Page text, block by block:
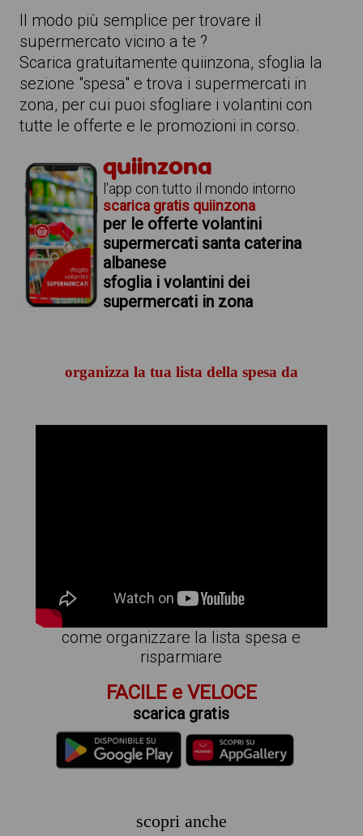
Il modo più semplice per trovare il
supermercato vicino a te ?
Scarica gratuitamente quiinzona, sfoglia la
sezione "spesa" e trova i supermercati in
zona, per cui puoi sfogliare i volantini con
tutte le offerte e le promozioni in corso.
quiinzona
l'app con tutto il mondo intorno
scarica gratis quiinzona
per le offerte volantini
supermercati santa caterina
albanese
sfoglia i volantini dei
supermercati in zona
organizza la tua lista della spesa da
come organizzare la lista spesa e
risparmiare
FACILE e VELOCE
scarica gratis
scopri anche